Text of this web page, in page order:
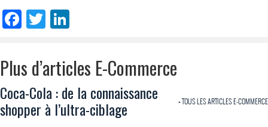
Facebook
Twitter
Plus d’articles E-Commerce
+ TOUS LES ARTICLES E-COMMERCE
Coca-Cola : de la connaissance
shopper à l’ultra-ciblage